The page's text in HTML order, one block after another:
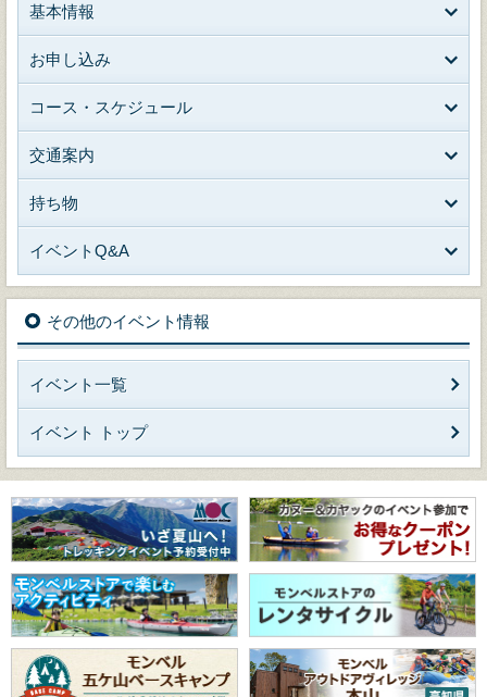
基本情報
お申し込み
コース・スケジュール
交通案内
持ち物
イベントQ&A
その他のイベント情報
イベント一覧
イベント トップ